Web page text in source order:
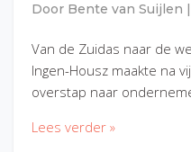
Door Bente van Suijlen
Van de Zuidas naar de
Ingen-Housz maakte na
overstap naar
Lees verder »